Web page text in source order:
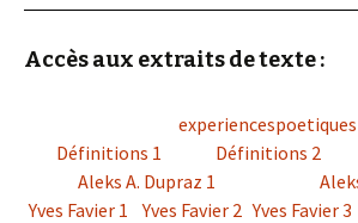
Accès aux extraits de texte :
experiencespoetiques
Définitions 1
Définitions 2
Aleks A. Dupraz 1
Yves Favier 1
Yves Favier 2 Yves Favier 3